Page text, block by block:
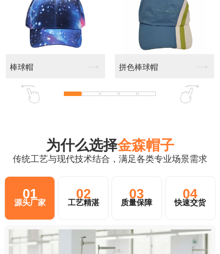
渔夫帽定制
为什么选择金森帽子
传统工艺与现代技术结合，满足各类专业场景需求
01
源头厂家
02
工艺精湛
03
质量保障
04
快速交货